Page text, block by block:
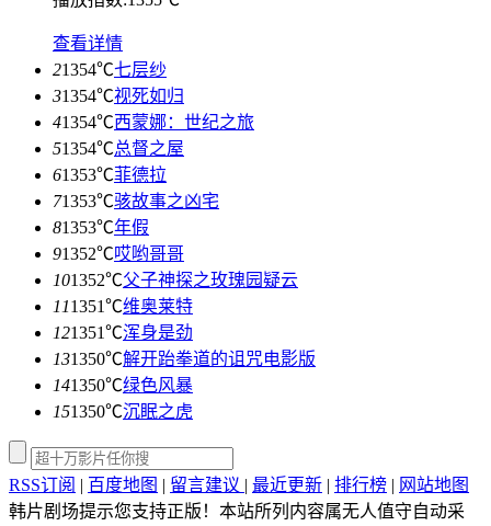
查看详情
21354℃七层纱
31354℃视死如归
41354℃西蒙娜：世纪之旅
51354℃总督之屋
61353℃菲德拉
71353℃骇故事之凶宅
81353℃年假
91352℃哎哟哥哥
101352℃父子神探之玫瑰园疑云
111351℃维奥莱特
121351℃浑身是劲
131350℃解开跆拳道的诅咒电影版
141350℃绿色风暴
151350℃沉眠之虎
RSS订阅 | 百度地图 | 留言建议 | 最近更新 | 排行榜 | 网站地图
韩片剧场提示您支持正版！本站所列内容属无人值守自动采